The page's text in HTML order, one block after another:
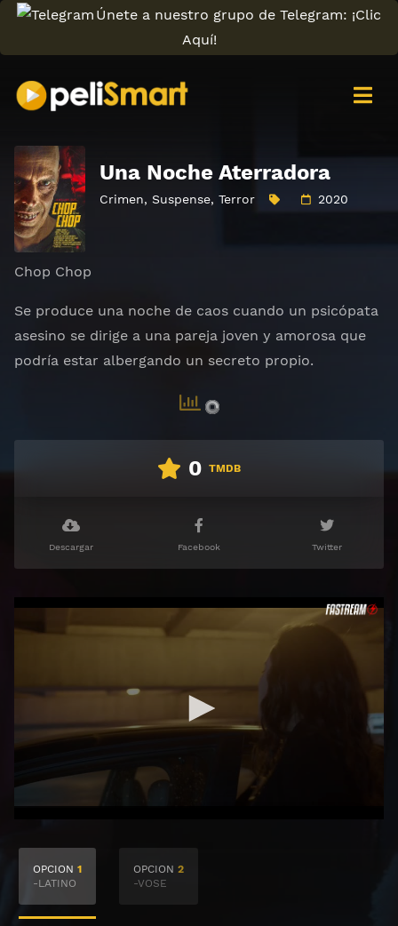
Únete a nuestro grupo de Telegram: ¡Clic
Aquí!
Una Noche Aterradora
Crimen, Suspense, Terror 2020
Chop Chop
Se produce una noche de caos cuando un psicópata
asesino se dirige a una pareja joven y amorosa que
podría estar albergando un secreto propio.
0 TMDB
Descargar Facebook Twitter
Haz clic 3 veces en el botón para desbloquear el
OPCION 1
-LATINO
OPCION 2
-VOSE